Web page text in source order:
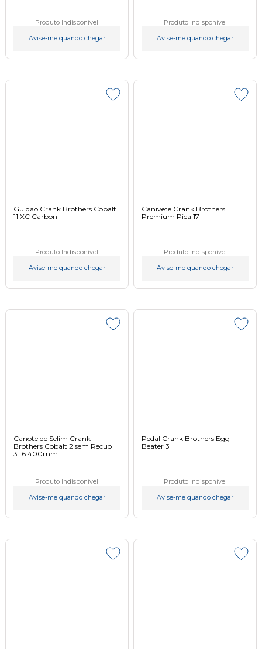
Produto Indisponível
Avise-me quando chegar
Produto Indisponível
Avise-me quando chegar
Guidão Crank Brothers Cobalt
11 XC Carbon
Produto Indisponível
Avise-me quando chegar
Canivete Crank Brothers
Premium Pica 17
Produto Indisponível
Avise-me quando chegar
Canote de Selim Crank
Brothers Cobalt 2 sem Recuo
31.6 400mm
Produto Indisponível
Avise-me quando chegar
Pedal Crank Brothers Egg
Beater 3
Produto Indisponível
Avise-me quando chegar